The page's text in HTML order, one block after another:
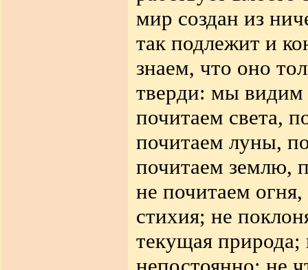
мир создан из
так подлежит и
знаем, что оно
тверди: мы видим
почитаем света,
почитаем луны,
почитаем землю,
не почитаем
стихия; не
текущая природа;